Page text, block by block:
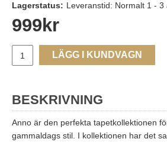
Lagerstatus: Leveranstid: Normalt 1 - 3
999 kr
LÄGG I KUNDVAGN
BESKRIVNING
Anno är den perfekta tapetkollektionen
gammaldags stil. I kollektionen har det